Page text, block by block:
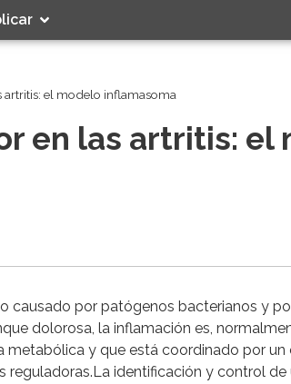
el modelo inflamasoma
en las artritis: el
causado por patógenos bacterianos y
dolorosa, la inflamación es,
metabólica y que está coordinado por un
identificación y control de